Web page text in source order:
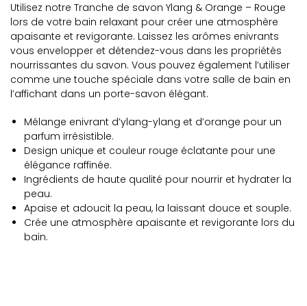
Utilisez notre Tranche de savon Ylang & Orange – Rouge
lors de votre bain relaxant pour créer une atmosphère
apaisante et revigorante. Laissez les arômes enivrants
vous envelopper et détendez-vous dans les propriétés
nourrissantes du savon. Vous pouvez également l’utiliser
comme une touche spéciale dans votre salle de bain en
l’affichant dans un porte-savon élégant.
Mélange enivrant d’ylang-ylang et d’orange pour un
parfum irrésistible.
Design unique et couleur rouge éclatante pour une
élégance raffinée.
Ingrédients de haute qualité pour nourrir et hydrater la
peau.
Apaise et adoucit la peau, la laissant douce et souple.
Crée une atmosphère apaisante et revigorante lors du
bain.